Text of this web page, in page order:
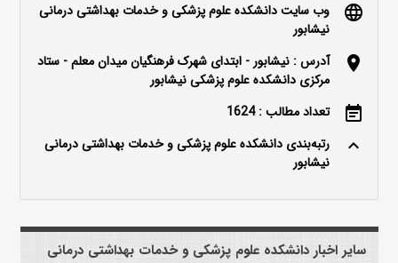
language
وب سایت دانشکده علوم پزشکی و خدمات بهداشتی درمانی
نیشابور
location_on
آدرس : نیشابور - ابتدای شهرک فرهنگیان میدان معلم - ستاد
مرکزی دانشکده علوم پزشکی نیشابور
event_note تعداد مطالب : 1624
keyboard_arrow_up
رتبه‌بندی دانشکده علوم پزشکی و خدمات بهداشتی درمانی
نیشابور
سایر اخبار دانشکده علوم پزشکی و خدمات بهداشتی درمانی